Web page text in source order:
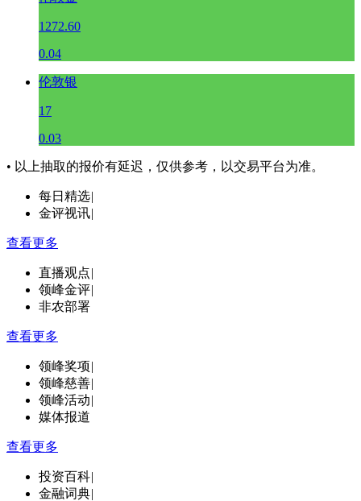
1272.60
0.04
伦敦银
17
0.03
• 以上抽取的报价有延迟，仅供参考，以交易平台为准。
每日精选|
金评视讯|
查看更多
直播观点|
领峰金评|
非农部署
查看更多
领峰奖项|
领峰慈善|
领峰活动|
媒体报道
查看更多
投资百科|
金融词典|